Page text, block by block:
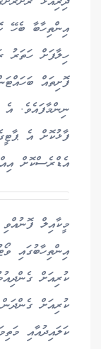
އިންތިހާބާ ބެހޭ
ހިލާފަށް ހަތަރު
ފޮށިތައް
ނިންމާފައެވެ.
ފާޅުކޮށް އެ
އެޑްރެސްކޮށް
މީކާއިލް
އިންތިހާބުގައި
ކުރިއަށް
ކުރިއަށް
ކަލައިދުއާއި